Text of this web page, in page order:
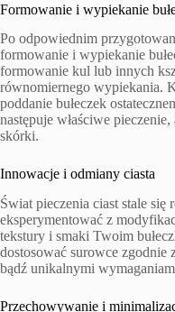
Formowanie i wypiekanie
Po odpowiednim
formowanie i wypiekanie
formowanie kul lub innych
równomiernego wypiekania.
poddanie bułeczek
następuje właściwe
skórki.
Innowacje i odmiany ciasta
Świat pieczenia ciast stale
eksperymentować z
tekstury i smaki Twoim
dostosować surowce
bądź unikalnymi
Przechowywanie i